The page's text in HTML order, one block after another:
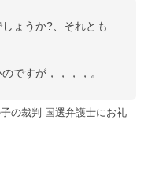
ょうか?、それとも
ですが，，，，。
の裁判 国選弁護士にお礼